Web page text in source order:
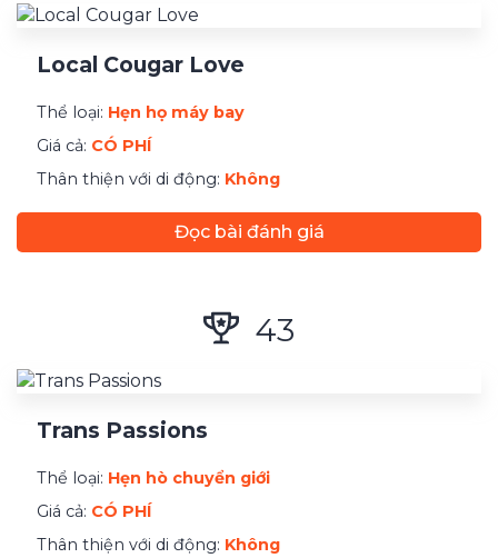
Thanh toán tối thiểu
Local Cougar Love
Thể loại: Hẹn họ máy bay
Giá cả: CÓ PHÍ
Thân thiện với di động: Không
Đọc bài đánh giá
43
Trans Passions
Thể loại: Hẹn hò chuyển giới
Giá cả: CÓ PHÍ
Thân thiện với di động: Không